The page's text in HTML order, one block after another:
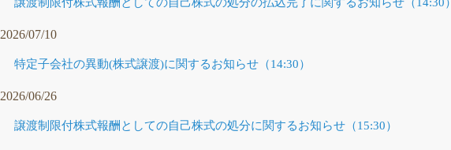
2026/07/10
特定子会社の異動(株式譲渡)に関するお知らせ（14:30）
2026/06/26
譲渡制限付株式報酬としての自己株式の処分に関するお知らせ（15:30）